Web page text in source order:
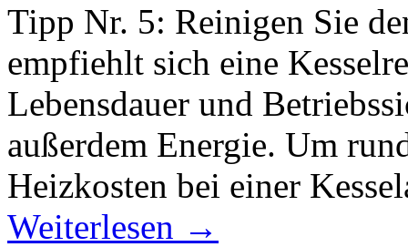
Tipp Nr. 5: Reinigen Sie
empfiehlt sich eine
Lebensdauer und
außerdem Energie. Um
Heizkosten bei einer
Weiterlesen →